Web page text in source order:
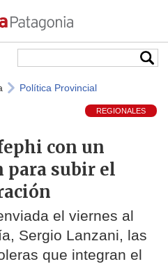
Política Provincial
REGIONALES
con un
para subir el
el viernes al
Sergio Lanzani, las
que integran el